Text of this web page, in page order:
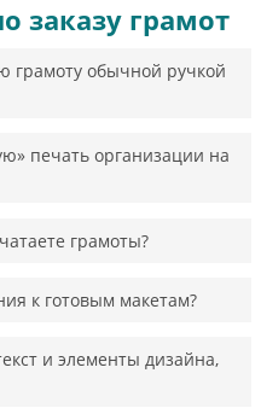
заказу грамот
грамоту обычной ручкой
печать организации на
грамоты?
к готовым макетам?
и элементы дизайна,